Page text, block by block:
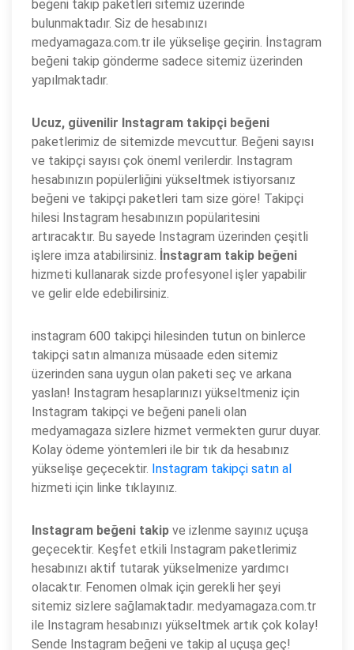
beğeni takip paketleri sitemiz üzerinde
bulunmaktadır. Siz de hesabınızı
medyamagaza.com.tr ile yükselişe geçirin. İnstagram
beğeni takip gönderme sadece sitemiz üzerinden
yapılmaktadır.
Ucuz, güvenilir Instagram takipçi beğeni
paketlerimiz de sitemizde mevcuttur. Beğeni sayısı
ve takipçi sayısı çok öneml verilerdir. Instagram
hesabınızın popülerliğini yükseltmek istiyorsanız
beğeni ve takipçi paketleri tam size göre! Takipçi
hilesi Instagram hesabınızın popülaritesini
artıracaktır. Bu sayede Instagram üzerinden çeşitli
işlere imza atabilirsiniz. İnstagram takip beğeni
hizmeti kullanarak sizde profesyonel işler yapabilir
ve gelir elde edebilirsiniz.
instagram 600 takipçi hilesinden tutun on binlerce
takipçi satın almanıza müsaade eden sitemiz
üzerinden sana uygun olan paketi seç ve arkana
yaslan! Instagram hesaplarınızı yükseltmeniz için
Instagram takipçi ve beğeni paneli olan
medyamagaza sizlere hizmet vermekten gurur duyar.
Kolay ödeme yöntemleri ile bir tık da hesabınız
yükselişe geçecektir. Instagram takipçi satın al
hizmeti için linke tıklayınız.
Instagram beğeni takip ve izlenme sayınız uçuşa
geçecektir. Keşfet etkili Instagram paketlerimiz
hesabınızı aktif tutarak yükselmenize yardımcı
olacaktır. Fenomen olmak için gerekli her şeyi
sitemiz sizlere sağlamaktadır. medyamagaza.com.tr
ile Instagram hesabınızı yükseltmek artık çok kolay!
Sende Instagram beğeni ve takip al uçuşa geç!